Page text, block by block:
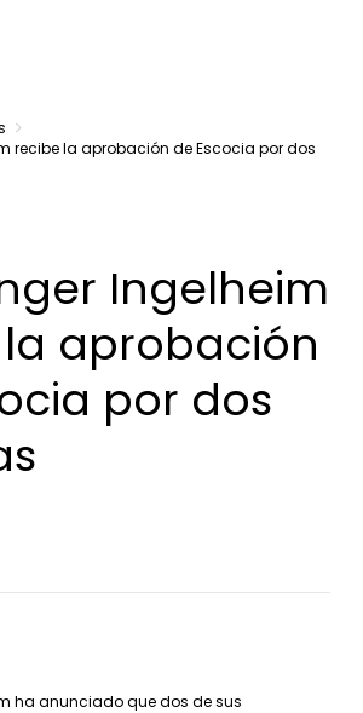
recibe la aprobación de Escocia por dos
Ingelheim
aprobación
por dos
ha anunciado que dos de sus